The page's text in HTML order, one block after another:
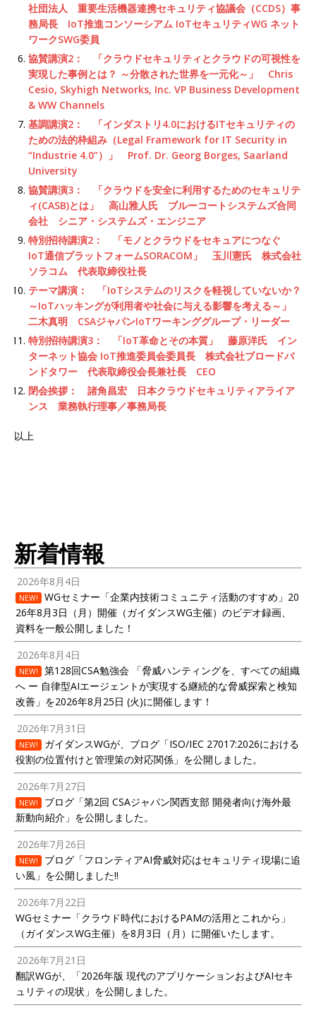
社団法人 重要生活機器連携セキュリティ協議会（CCDS）事
務局長 IoT推進コンソーシアム IoTセキュリティWG ネット
ワークSWG委員
協賛講演2： 「クラウドセキュリティとクラウドの可視性を
実現した事例とは？ ～分散された世界を一元化～」 Chris
Cesio, Skyhigh Networks, Inc. VP Business Development
& WW Channels
基調講演2： 「インダストリ4.0におけるITセキュリティの
ための法的枠組み（Legal Framework for IT Security in
“Industrie 4.0”）」 Prof. Dr. Georg Borges, Saarland
University
協賛講演3： 「クラウドを安全に利用するためのセキュリテ
ィ(CASB)とは」 高山雅人氏 ブルーコートシステムズ合同
会社 シニア・システムズ・エンジニア
特別招待講演2： 「モノとクラウドをセキュアにつなぐ
IoT通信プラットフォームSORACOM」 玉川憲氏 株式会社
ソラコム 代表取締役社長
テーマ講演： 「IoTシステムのリスクを軽視していないか？
～IoTハッキングが利用者や社会に与える影響を考える～」
二木真明 CSAジャパンIoTワーキンググループ・リーダー
特別招待講演3： 「IoT革命とその本質」 藤原洋氏 イン
ターネット協会 IoT推進委員会委員長 株式会社ブロードバ
ンドタワー 代表取締役会長兼社長 CEO
閉会挨拶： 諸角昌宏 日本クラウドセキュリティアライア
ンス 業務執行理事／事務局長
以上
新着情報
2026年8月4日
NEW!
WGセミナー「企業内技術コミュニティ活動のすすめ」20
26年8月3日（月）開催（ガイダンスWG主催）のビデオ録画、
資料を一般公開しました！
2026年8月4日
NEW!
第128回CSA勉強会 「脅威ハンティングを、すべての組織
へ ー 自律型AIエージェントが実現する継続的な脅威探索と検知
改善」を2026年8月25日 (火)に開催します！
2026年7月31日
NEW!
ガイダンスWGが、ブログ「ISO/IEC 27017:2026における
役割の位置付けと管理策の対応関係」を公開しました。
2026年7月27日
NEW!
ブログ「第2回 CSAジャパン関西支部 開発者向け海外最
新動向紹介」を公開しました。
2026年7月26日
NEW!
ブログ「フロンティアAI脅威対応はセキュリティ現場に追
い風」を公開しました!!
2026年7月22日
WGセミナー「クラウド時代におけるPAMの活用とこれから」
（ガイダンスWG主催）を8月3日（月）に開催いたします。
2026年7月21日
翻訳WGが、「2026年版 現代のアプリケーションおよびAIセキ
ュリティの現状」を公開しました。